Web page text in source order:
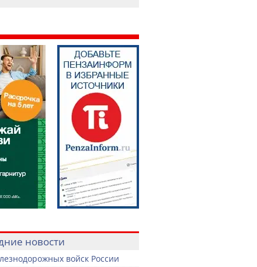
новости
войск России